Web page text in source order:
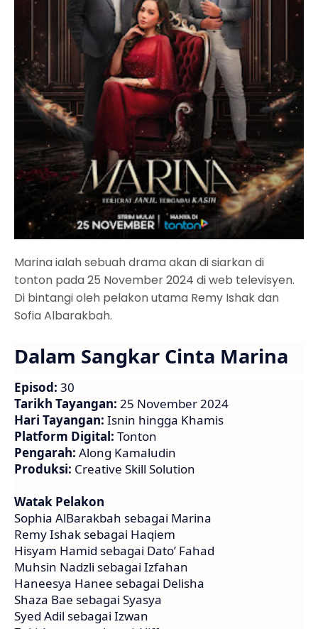
Marina ialah sebuah drama akan di siarkan di
tonton pada 25 November 2024 di web televisyen.
Di bintangi oleh pelakon utama Remy Ishak dan
Sofia Albarakbah.
Dalam Sangkar Cinta Marina
Episod: 30
Tarikh Tayangan: 25 November 2024
Hari Tayangan: Isnin hingga Khamis
Platform Digital: Tonton
Pengarah: Along Kamaludin
Produksi: Creative Skill Solution
Watak Pelakon
Sophia AlBarakbah sebagai Marina
Remy Ishak sebagai Haqiem
Hisyam Hamid sebagai Dato’ Fahad
Muhsin Nadzli sebagai Izfahan
Haneesya Hanee sebagai Delisha
Shaza Bae sebagai Syasya
Syed Adil sebagai Izwan